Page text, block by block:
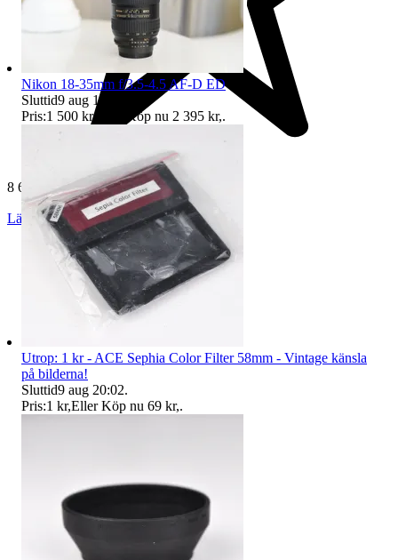
8 615 omdömen
Läs omdömen Följ
Nikon 18-35mm f/3.5-4.5 AF-D ED
Sluttid9 aug 15:33
Pris:1 500 kr, Eller Köp nu 2 395 kr,.
Utrop: 1 kr - ACE Sephia Color Filter 58mm - Vintage känsla
på bilderna!
Sluttid9 aug 20:02.
Pris:1 kr,Eller Köp nu 69 kr,.